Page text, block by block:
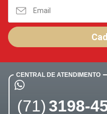
CENTRAL DE ATENDIMENTO
(71) 3198-